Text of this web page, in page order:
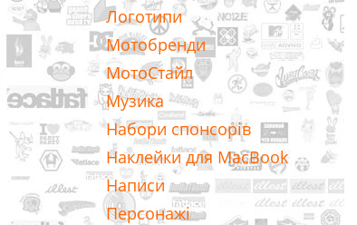
Логотипи
Мотобренди
МотоСтайл
Музика
Набори спонсорів
Наклейки для MacBook
Написи
Персонажі